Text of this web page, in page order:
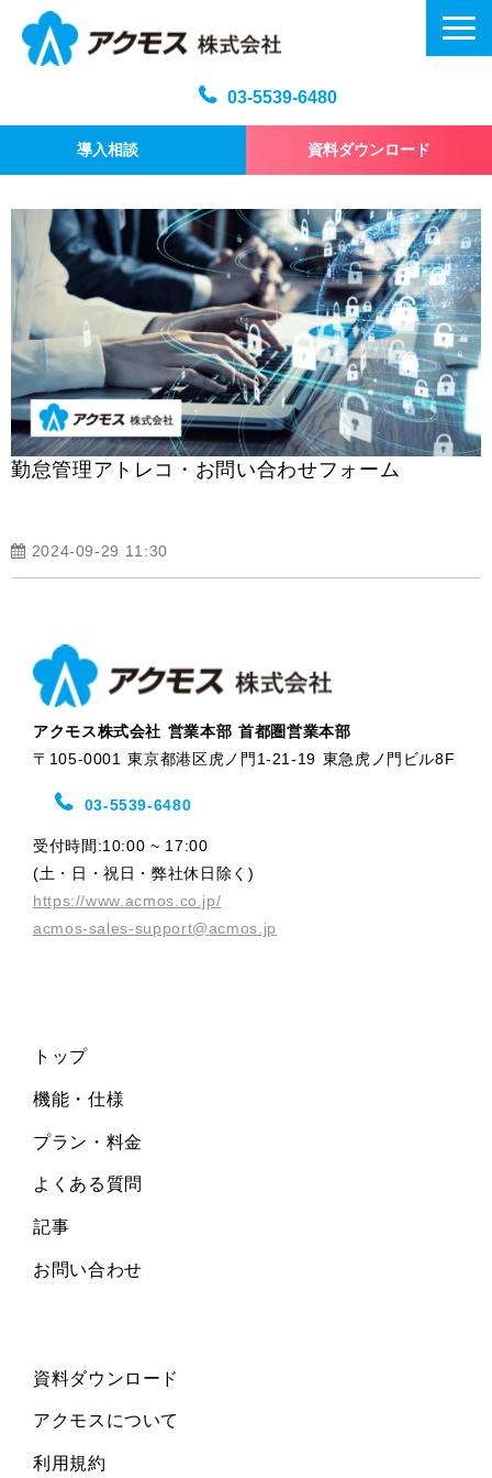
03-5539-6480
導入相談 資料ダウンロード
メール訓練トップ
機能・仕様
プラン・料金
よくある質問
記事
お問い合わせ
勤怠管理アトレコ・お問い合わせフォーム
2024-09-29 11:30
アクモス株式会社 営業本部 首都圏営業本部
〒105-0001 東京都港区虎ノ門1-21-19 東急虎ノ門ビル8F
03-5539-6480
受付時間:10:00 ~ 17:00
(土・日・祝日・弊社休日除く)
https://www.acmos.co.jp/
acmos-sales-support@acmos.jp
トップ
機能・仕様
プラン・料金
よくある質問
記事
お問い合わせ
資料ダウンロード
アクモスについて
利用規約